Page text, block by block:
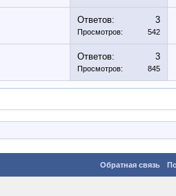
Ответов: 3
Просмотров: 542
Ответов: 3
Просмотров: 845
Обратная связь